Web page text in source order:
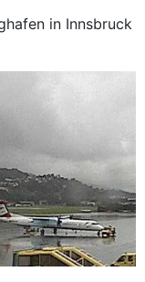
in Innsbruck